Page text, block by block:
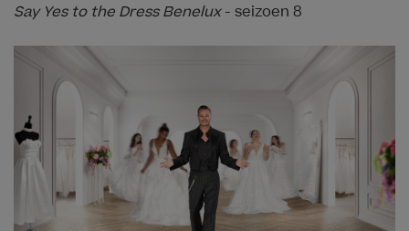
Say Yes to the Dress Benelux- seizoen 8